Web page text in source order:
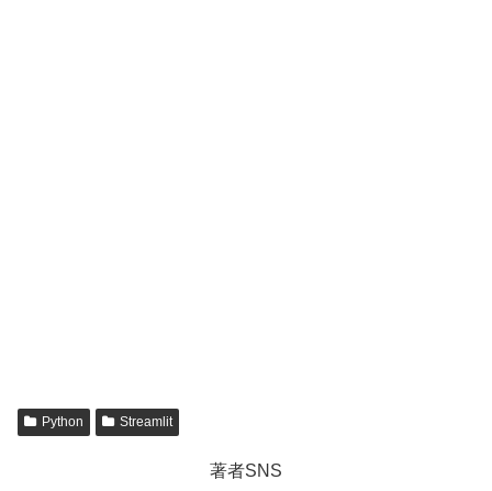
Python Streamlit
著者SNS